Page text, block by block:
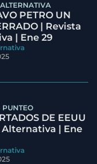
PETRO UN
| Revista
| Ene 29
PUNTEO
DE EEUU
Alternativa | Ene